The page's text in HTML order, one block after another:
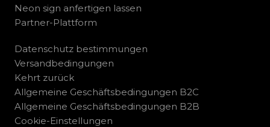
Neon sign anfertigen lassen
Partner-Plattform
Datenschutz bestimmungen
Versandbedingungen
Kehrt zurück
Allgemeine Geschäftsbedingungen B2C
Allgemeine Geschäftsbedingungen B2B
Cookie-Einstellungen